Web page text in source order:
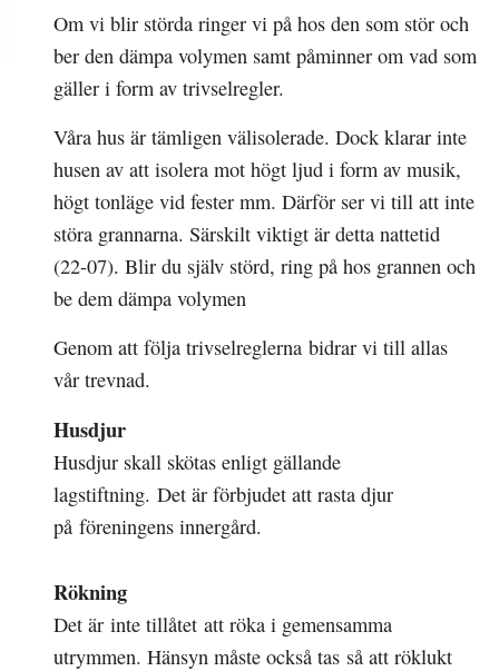
Om vi blir störda ringer vi på hos den som stör och
ber den dämpa volymen samt påminner om vad som
gäller i form av trivselregler.
Våra hus är tämligen välisolerade. Dock klarar inte
husen av att isolera mot högt ljud i form av musik,
högt tonläge vid fester mm. Därför ser vi till att inte
störa grannarna. Särskilt viktigt är detta nattetid
(22-07). Blir du själv störd, ring på hos grannen och
be dem dämpa volymen
Genom att följa trivselreglerna bidrar vi till allas
vår trevnad.
Husdjur
Husdjur skall skötas enligt gällande
lagstiftning. Det är förbjudet att rasta djur
på föreningens innergård.
Rökning
Det är inte tillåtet att röka i gemensamma
utrymmen. Hänsyn måste också tas så att röklukt